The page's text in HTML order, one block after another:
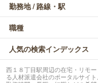
勤務地 / 路線・駅
職種
人気の検索インデックス
西１８丁目駅周辺の在宅・リモ
る人材派遣会社のポータルサイ